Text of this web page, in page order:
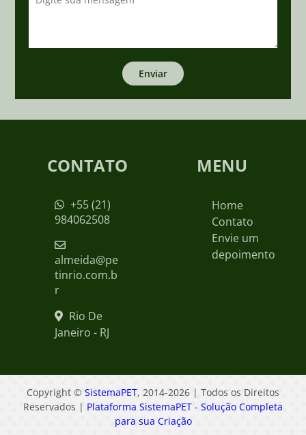
Enviar
CONTATO
+55 (21)
984062508
almeida@pe
tinrio.com.b
r
Rio De
Janeiro - RJ
MENU
Home
Contato
Envie um
depoimento
Copyright © SistemaPET, 2014-2026 | Todos os Direitos
Reservados | Plataforma SistemaPET - Solução Completa
para sua Criação